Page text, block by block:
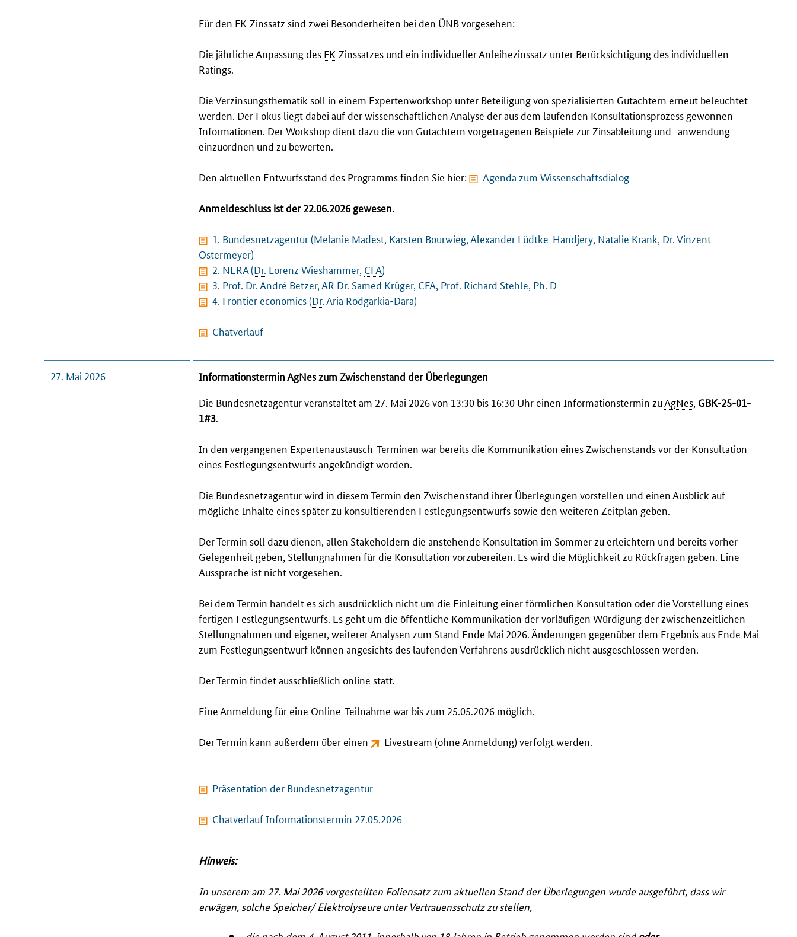
Für den FK-Zinssatz sind zwei Besonderheiten bei den ÜNBvorgesehen:
Die jährliche Anpassung des FK-Zinssatzes und ein individueller Anleihezinssatz unter Berücksichtigung des individuellen
Ratings.
Die Verzinsungsthematik soll in einem Expertenworkshop unter Beteiligung von spezialisierten Gutachtern erneut beleuchtet
werden. Der Fokus liegt dabei auf der wissenschaftlichen Analyse der aus dem laufenden Konsultationsprozess gewonnen
Informationen. Der Workshop dient dazu die von Gutachtern vorgetragenen Beispiele zur Zinsableitung und -anwendung
einzuordnen und zu bewerten.
Den aktuellen Entwurfsstand des Programms finden Sie hier: Agenda zum Wissenschaftsdialog
Anmeldeschluss ist der 22.06.2026 gewesen.
1. Bundesnetzagentur (Melanie Madest, Karsten Bourwieg, Alexander Lüdtke-Handjery, Natalie Krank, Dr.Vinzent
Ostermeyer)
2. NERA (Dr. Lorenz Wieshammer, CFA)
3. Prof. Dr.André Betzer,AR Dr. Samed Krüger, CFA, Prof. Richard Stehle, Ph. D
4. Frontier economics (Dr.Aria Rodgarkia-Dara)
Chatverlauf
27. Mai 2026
Informationstermin AgNes zum Zwischenstand der Überlegungen
Die Bundesnetzagentur veranstaltet am 27. Mai 2026 von 13:30 bis 16:30 Uhr einen Informationstermin zuAgNes, GBK-25-01-
1#3.
In den vergangenen Expertenaustausch-Terminen war bereits die Kommunikation eines Zwischenstands vor der Konsultation
eines Festlegungsentwurfs angekündigt worden.
Die Bundesnetzagentur wird in diesem Termin den Zwischenstand ihrer Überlegungen vorstellen und einen Ausblick auf
mögliche Inhalte eines später zu konsultierenden Festlegungsentwurfs sowie den weiteren Zeitplan geben.
Der Termin soll dazu dienen, allen Stakeholdern die anstehende Konsultation im Sommer zu erleichtern und bereits vorher
Gelegenheit geben, Stellungnahmen für die Konsultation vorzubereiten. Es wird die Möglichkeit zu Rückfragen geben. Eine
Aussprache ist nicht vorgesehen.
Bei dem Termin handelt es sich ausdrücklich nicht um die Einleitung einer förmlichen Konsultation oder die Vorstellung eines
fertigen Festlegungsentwurfs. Es geht um die öffentliche Kommunikation der vorläufigen Würdigung der zwischenzeitlichen
Stellungnahmen und eigener, weiterer Analysen zum Stand Ende Mai 2026. Änderungen gegenüber dem Ergebnis aus Ende Mai
zum Festlegungsentwurf können angesichts des laufenden Verfahrens ausdrücklich nicht ausgeschlossen werden.
Der Termin findet ausschließlich online statt.
Eine Anmeldung für eine Online-Teilnahme war bis zum 25.05.2026 möglich.
Der Termin kann außerdem über einen Livestream (ohne Anmeldung) verfolgt werden.
Präsentation der Bundesnetzagentur
Chatverlauf Informationstermin 27.05.2026
Hinweis:
In unserem am 27. Mai 2026 vorgestellten Foliensatz zum aktuellen Stand der Überlegungen wurde ausgeführt, dass wir
erwägen, solche Speicher/ Elektrolyseure unter Vertrauensschutz zu stellen,